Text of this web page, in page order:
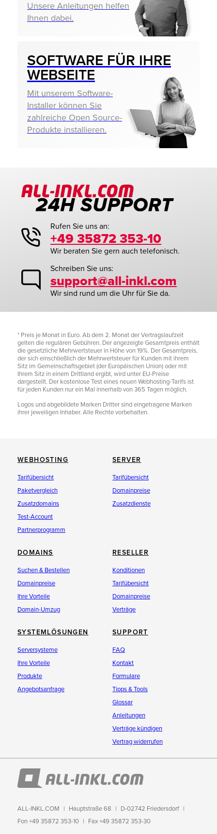
Unsere Anleitungen helfen
Ihnen dabei.
SOFTWARE FÜR IHRE
WEBSEITE
Mit unserem Software-
Installer können Sie
zahlreiche Open Source-
Produkte installieren.
Rufen Sie uns an:
+49 35872 353-10
Wir beraten Sie gern auch telefonisch.
Schreiben Sie uns:
support@all-inkl.com
Wir sind rund um die Uhr für Sie da.
* Preis je Monat in Euro. Ab dem 2. Monat der Vertragslaufzeit
gelten die regulären Gebühren. Der angezeigte Gesamtpreis enthält
die gesetzliche Mehrwertsteuer in Höhe von 19%. Der Gesamtpreis,
der sich einschließlich der Mehrwertsteuer für Kunden mit ihrem
Sitz im Gemeinschaftsgebiet (der Europäischen Union) oder mit
Ihrem Sitz in einem Drittland ergibt, wird unter EU-Preise
dargestellt. Der kostenlose Test eines neuen Webhosting-Tarifs ist
für jeden Kunden nur ein Mal innerhalb von 365 Tagen möglich.
Logos und abgebildete Marken Dritter sind eingetragene Marken
ihrer jeweiligen Inhaber. Alle Rechte vorbehalten.
WEBHOSTING
Tarifübersicht
Paketvergleich
Zusatzdomains
Test-Account
Partnerprogramm
SERVER
Tarifübersicht
Domainpreise
Zusatzdienste
DOMAINS
Suchen & Bestellen
Domainpreise
Ihre Vorteile
Domain-Umzug
RESELLER
Konditionen
Tarifübersicht
Domainpreise
Verträge
SYSTEMLÖSUNGEN
Serversysteme
Ihre Vorteile
Produkte
Angebotsanfrage
SUPPORT
FAQ
Kontakt
Formulare
Tipps & Tools
Glossar
Anleitungen
Verträge kündigen
Vertrag widerrufen
ALL-INKL.COM Hauptstraße 68
D-02742 Friedersdorf
Fon +49 35872 353-10
Fax +49 35872 353-30